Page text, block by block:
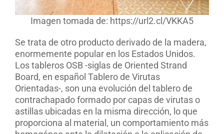
Imagen tomada de: https://url2.cl/VKKA5
Se trata de otro producto derivado de la madera,
enormemente popular en los Estados Unidos.
Los tableros OSB -siglas de Oriented Strand
Board, en español Tablero de Virutas
Orientadas-, son una evolución del tablero de
contrachapado formado por capas de virutas o
astillas ubicadas en la misma dirección, lo que
proporciona al material, un comportamiento más